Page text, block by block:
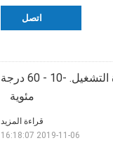
اتصل
8.7A / 4.4A 50W البرمجة الحرارية سائل بارد درجة حرارة التشغيل. -10 - 60 درجة
مئوية
قراءة المزيد
2019-11-06 16:18:07